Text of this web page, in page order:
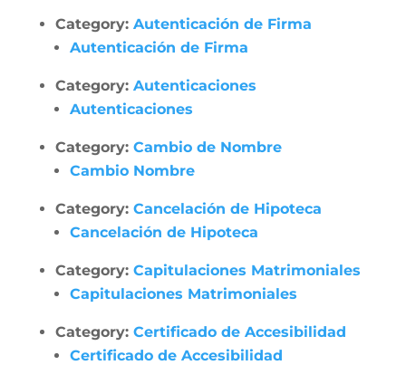
Category: Autenticación de Firma
Autenticación de Firma
Category: Autenticaciones
Autenticaciones
Category: Cambio de Nombre
Cambio Nombre
Category: Cancelación de Hipoteca
Cancelación de Hipoteca
Category: Capitulaciones Matrimoniales
Capitulaciones Matrimoniales
Category: Certificado de Accesibilidad
Certificado de Accesibilidad